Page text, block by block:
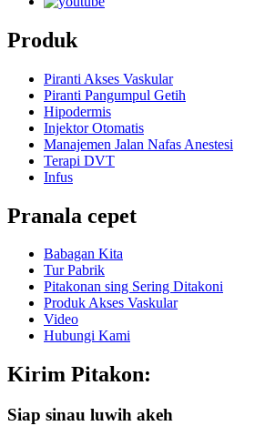
Produk
Piranti Akses Vaskular
Piranti Pangumpul Getih
Hipodermis
Injektor Otomatis
Manajemen Jalan Nafas Anestesi
Terapi DVT
Infus
Pranala cepet
Babagan Kita
Tur Pabrik
Pitakonan sing Sering Ditakoni
Produk Akses Vaskular
Video
Hubungi Kami
Kirim Pitakon:
Siap sinau luwih akeh